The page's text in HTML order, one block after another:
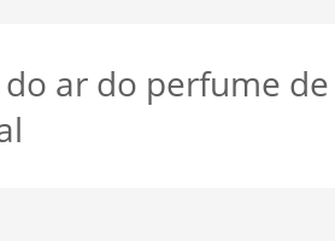
ar do perfume